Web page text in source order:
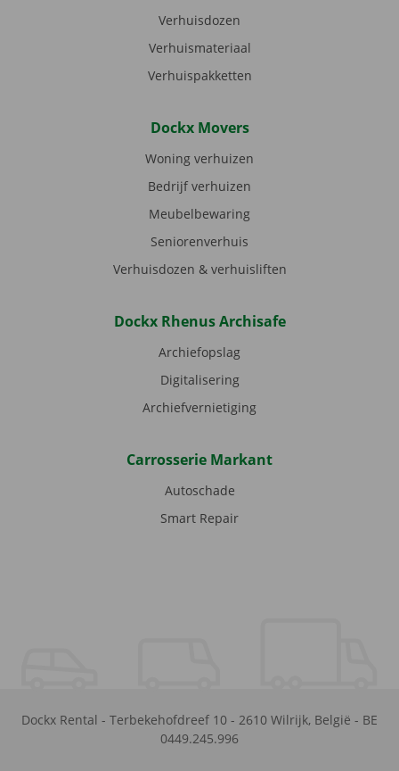
Verhuisdozen
Verhuismateriaal
Verhuispakketten
Dockx Movers
Woning verhuizen
Bedrijf verhuizen
Meubelbewaring
Seniorenverhuis
Verhuisdozen & verhuisliften
Dockx Rhenus Archisafe
Archiefopslag
Digitalisering
Archiefvernietiging
Carrosserie Markant
Autoschade
Smart Repair
Dockx Rental - Terbekehofdreef 10 - 2610 Wilrijk, België - BE
0449.245.996